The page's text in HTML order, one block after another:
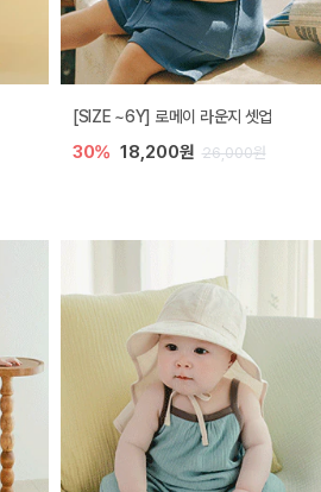
[SIZE ~6Y] 로메이 라운지 셋업
30% 18,200원 26,000원